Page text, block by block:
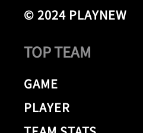
© 2024 PLAYNEW
TOP TEAM
GAME
PLAYER